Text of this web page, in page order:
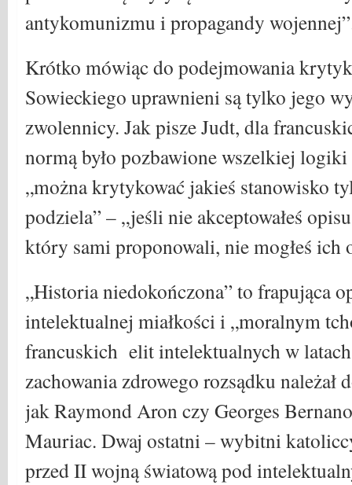
antykomunizmu i propagandy
Krótko mówiąc do podejmowania
Sowieckiego uprawnieni są tylko jego
zwolennicy. Jak pisze Judt, dla
normą było pozbawione wszelkiej
„można krytykować jakieś stanowisko
podziela” – „jeśli nie akceptowałeś
który sami proponowali, nie mogłeś ich
„Historia niedokończona” to frapująca
intelektualnej miałkości i „moralnym
francuskich elit intelektualnych w
zachowania zdrowego rozsądku
jak Raymond Aron czy Georges
Mauriac. Dwaj ostatni – wybitni
przed II wojną światową pod